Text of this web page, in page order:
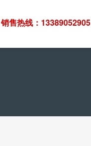
销售热线：13389052905